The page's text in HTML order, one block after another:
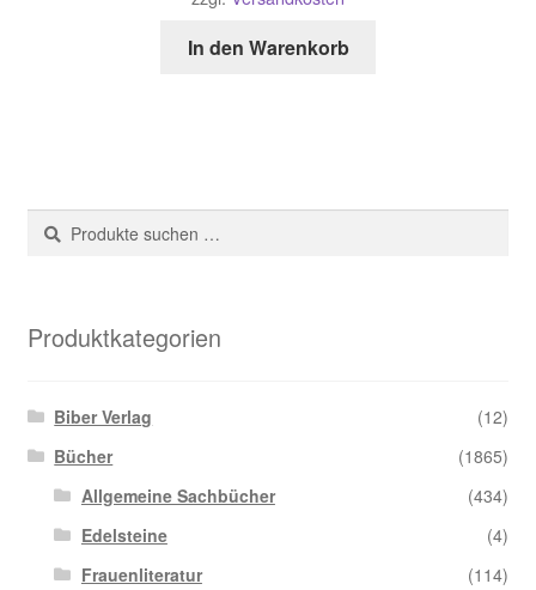
In den Warenkorb
Suche
nach:
Suchen
Produktkategorien
Biber Verlag
(12)
Bücher
(1865)
Allgemeine Sachbücher
(434)
Edelsteine
(4)
Frauenliteratur
(114)